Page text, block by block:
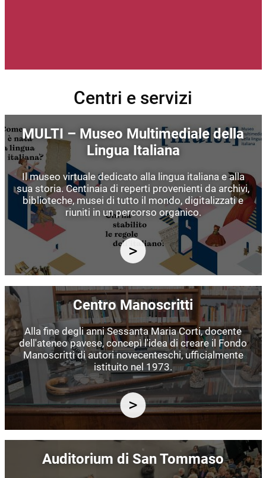
Centri e servizi
MULTI – Museo Multimediale della
Lingua Italiana
Il museo virtuale dedicato alla lingua italiana e alla
sua storia. Centinaia di reperti provenienti da archivi,
biblioteche, musei di tutto il mondo, digitalizzati e
riuniti in un percorso organico.
Immagine
Centro Manoscritti
Alla fine degli anni Sessanta Maria Corti, docente
dell'ateneo pavese, concepì l'idea di creare il Fondo
Manoscritti di autori novecenteschi, ufficialmente
istituito nel 1973.
Auditorium di San Tommaso